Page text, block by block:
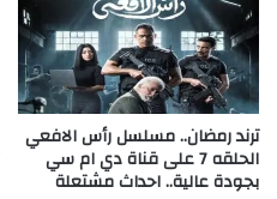
ترند رمضان.. مسلسل رأس الافعي
الحلقه 7 على قناة دي ام سي
بجودة عالية.. احداث مشتعلة